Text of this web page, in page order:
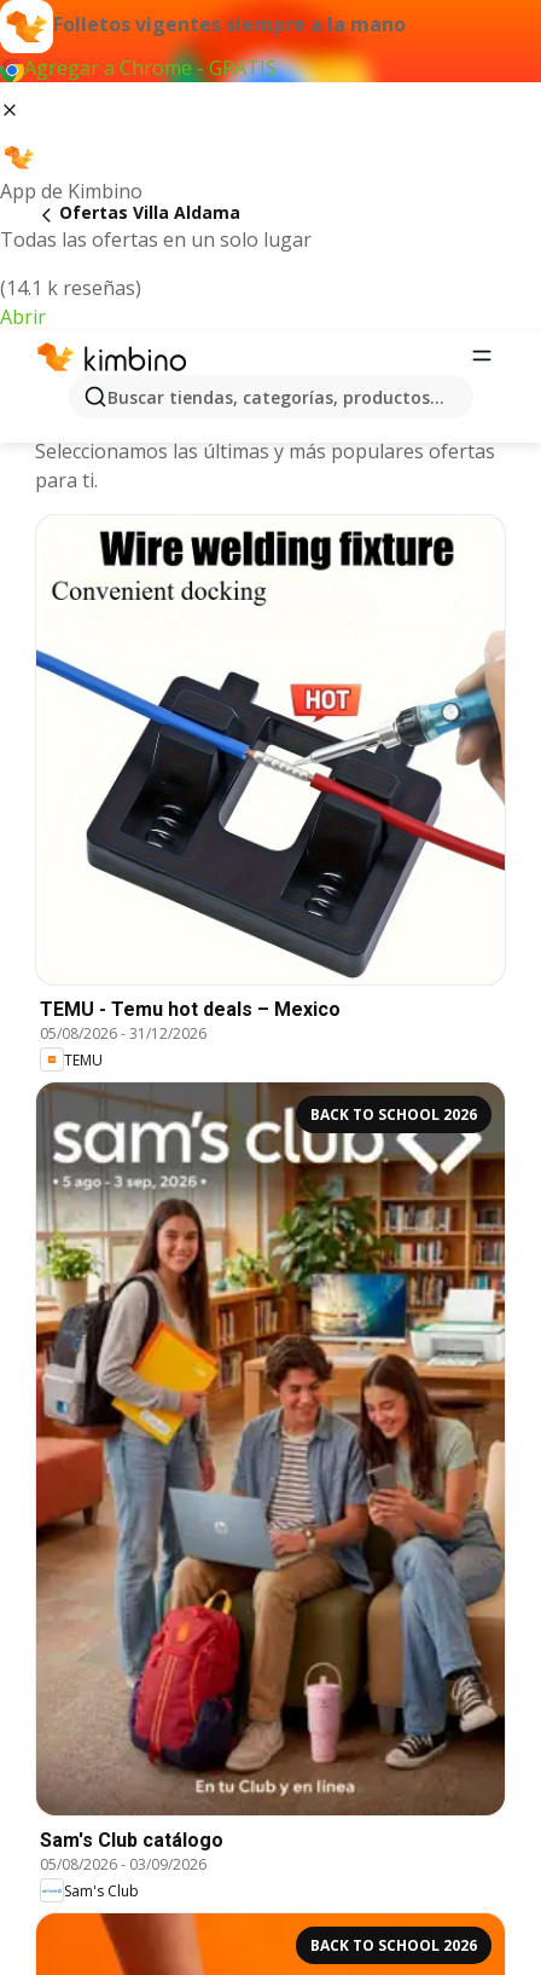
Folletos vigentes siempre a la mano
Agregar a Chrome - GRATIS
App de Kimbino
Todas las ofertas en un solo lugar
(14.1 k reseñas)
Abrir
Buscar tiendas, categorías, productos...
Ofertas Villa Aldama
Villa Aldama - Folletos y ofertas más
Seleccionamos las últimas y más populares ofertas
para ti.
TEMU - Temu hot deals – Mexico
05/08/2026-31/12/2026
TEMU
BACK TO SCHOOL 2026
Sam's Club catálogo
05/08/2026- 03/09/2026
Sam's Club
BACK TO SCHOOL 2026